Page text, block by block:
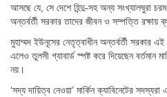
আসছে যে, সে দেশে হিন্দু-সহ অন্য সংখ্যালঘুরা চরম
অন্তর্বর্তী সরকার তাদের জীবন ও সম্পত্তি রক্ষায়
মুহাম্মদ ইউনূসের নেতৃত্বাধীন অন্তর্বর্তী সরকার
এলেও তুলসী গ্যাবার্ড স্পষ্ট করে দিয়েছেন বর্তমান
নয়।
‘সদ্য দায়িত্ব নেওয়া’ মার্কিন ক্যাবিনেটের সদস্যরা